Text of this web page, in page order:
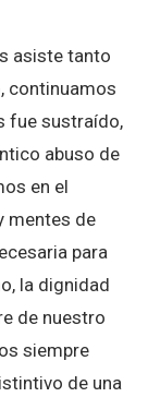
asiste tanto
continuamos
fue sustraído,
abuso de
en el
mentes de
para
la dignidad
de nuestro
siempre
de una